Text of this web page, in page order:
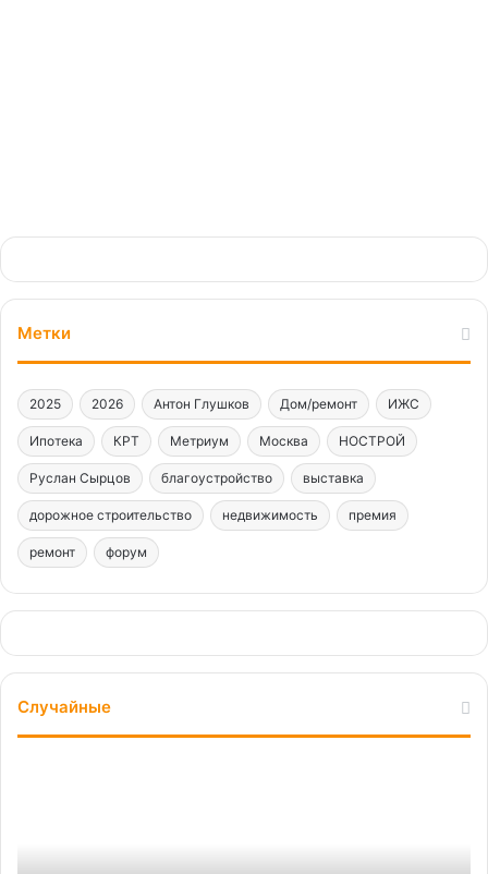
Метки
2025 2026 Антон Глушков Дом/ремонт ИЖС
Ипотека КРТ Метриум Москва НОСТРОЙ
Руслан Сырцов благоустройство выставка
дорожное строительство недвижимость премия
ремонт форум
Случайные